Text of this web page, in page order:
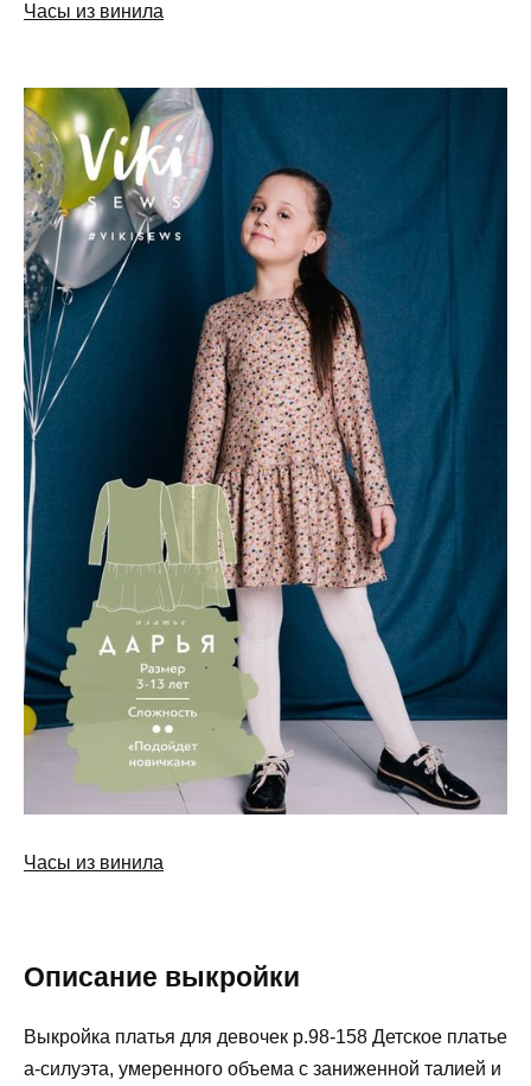
Часы из винила
Часы из винила
Описание выкройки
Выкройка платья для девочек р.98-158 Детское платье
а-силуэта, умеренного объема с заниженной талией и